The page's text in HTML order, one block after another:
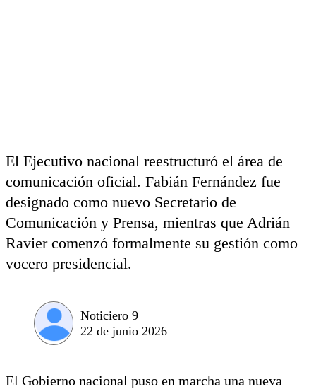
El Ejecutivo nacional reestructuró el área de
comunicación oficial. Fabián Fernández fue
designado como nuevo Secretario de
Comunicación y Prensa, mientras que Adrián
Ravier comenzó formalmente su gestión como
vocero presidencial.
Noticiero 9
22 de junio 2026
El Gobierno nacional puso en marcha una nueva